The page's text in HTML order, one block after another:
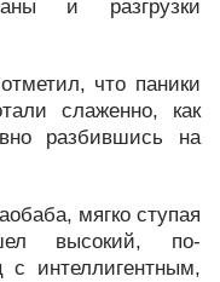
и разгрузки
что паники
слаженно, как
разбившись на
мягко ступая
высокий, по-
с интеллигентным,